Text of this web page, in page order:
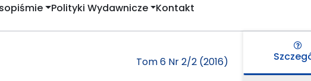
Polityki Wydawnicze Kontakt
Tom 6 Nr 2/2 (2016)